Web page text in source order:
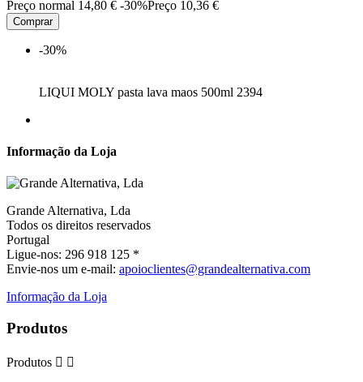
Preço normal 14,80 € -30%Preço 10,36 €
Comprar
-30%
LIQUI MOLY pasta lava maos 500ml 2394
Informação da Loja
Grande Alternativa, Lda
Todos os direitos reservados
Portugal
Ligue-nos: 296 918 125 *
Envie-nos um e-mail: apoioclientes@grandealternativa.com
Informação da Loja
Produtos
Produtos  